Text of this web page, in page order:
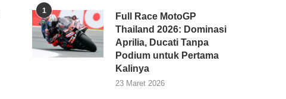
1
Full Race MotoGP
Thailand 2026: Dominasi
Aprilia, Ducati Tanpa
Podium untuk Pertama
Kalinya
23 Maret 2026